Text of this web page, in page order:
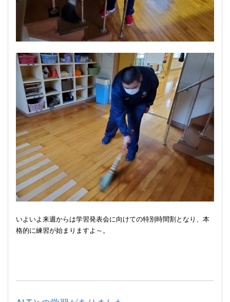
いよいよ来週からは学習発表会に向けての特別時間割となり、本
格的に練習が始まりますよ～。